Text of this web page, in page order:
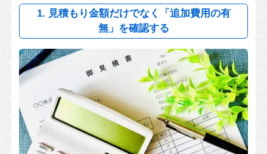
1. 見積もり金額だけでなく「追加費用の有
無」を確認する